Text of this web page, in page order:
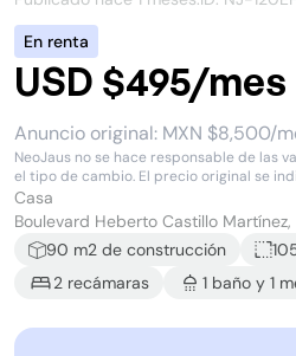
En renta
USD $495/mes
Anuncio original: MXN $8,500/
NeoJaus no se hace responsable de las
el tipo de cambio. El precio original se
Casa
Boulevard Heberto Castillo
90 m2 de construcción
2 recámaras 1 baño y 1